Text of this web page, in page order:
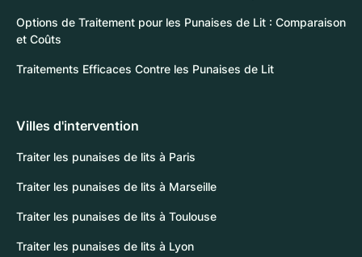
Options de Traitement pour les Punaises de Lit : Comparaison
et Coûts
Traitements Efficaces Contre les Punaises de Lit
Villes d'intervention
Traiter les punaises de lits à Paris
Traiter les punaises de lits à Marseille
Traiter les punaises de lits à Toulouse
Traiter les punaises de lits à Lyon